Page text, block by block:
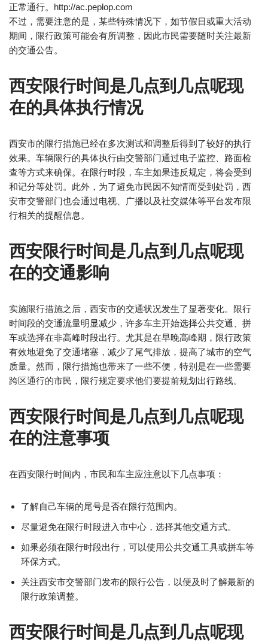
正常通行。http://ac.peplop.com
不过，需要注意的是，某些特殊情况下，如节假日或重大活动
期间，限行政策可能会有所调整，因此市民需要随时关注最新
的交通公告。
西安限行时间是几点到几点呢现
在的具体执行情况
西安市的限行措施已经在多次测试和调整后得到了较好的执行
效果。车辆限行的具体执行由交警部门通过电子监控、路面检
查等方式来确保。在限行时段，车主如果违反规定，将会受到
和记分等处罚。此外，为了避免市民因不知情而受到处罚，西
安市交警部门也会通过电视、广播以及社交媒体等平台发布限
行相关的提醒信息。
西安限行时间是几点到几点呢现
在的交通影响
实施限行措施之后，西安市的交通状况发生了显著变化。限行
时间段的交通流量明显减少，许多车主开始选择公共交通、拼
车或选择在非高峰时段出行。尤其是在早晚高峰期，限行政策
有效地避免了交通堵塞，减少了尾气排放，提高了城市的空气
质量。然而，限行措施也带来了一些不便，特别是在一些需要
跨区通行的市民，限行规定要求他们要提前规划出行路线。
西安限行时间是几点到几点呢现
在的注意事项
在西安限行时间内，市民和车主应注意以下几点事项：
了解自己车辆的尾号是否在限行范围内。
尽量避免在限行时段进入市中心，选择其他交通方式。
如果必须在限行时段出行，可以使用公共交通工具或拼车等
环保方式。
关注西安市交警部门发布的限行公告，以便及时了解最新的
限行政策调整。
西安限行时间是几点到几点呢现